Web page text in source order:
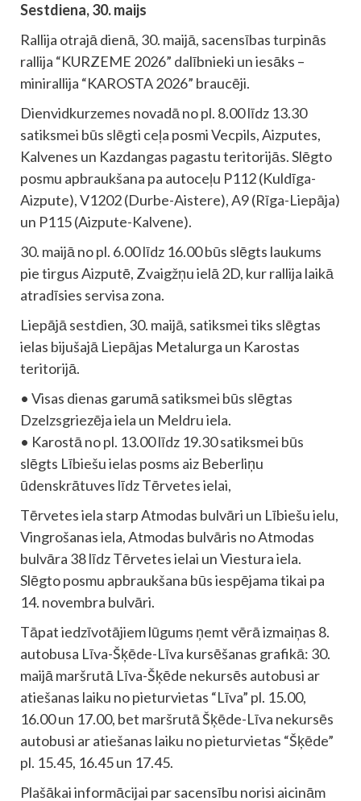
Sestdiena, 30. maijs
Rallija otrajā dienā, 30. maijā, sacensības turpinās
rallija “KURZEME 2026” dalībnieki un iesāks –
minirallija “KAROSTA 2026” braucēji.
Dienvidkurzemes novadā no pl. 8.00 līdz 13.30
satiksmei būs slēgti ceļa posmi Vecpils, Aizputes,
Kalvenes un Kazdangas pagastu teritorijās. Slēgto
posmu apbraukšana pa autoceļu P112 (Kuldīga-
Aizpute), V1202 (Durbe-Aistere), A9 (Rīga-Liepāja)
un P115 (Aizpute-Kalvene).
30. maijā no pl. 6.00 līdz 16.00 būs slēgts laukums
pie tirgus Aizputē, Zvaigžņu ielā 2D, kur rallija laikā
atradīsies servisa zona.
Liepājā sestdien, 30. maijā, satiksmei tiks slēgtas
ielas bijušajā Liepājas Metalurga un Karostas
teritorijā.
• Visas dienas garumā satiksmei būs slēgtas
Dzelzsgriezēja iela un Meldru iela.
• Karostā no pl. 13.00 līdz 19.30 satiksmei būs
slēgts Lībiešu ielas posms aiz Beberliņu
ūdenskrātuves līdz Tērvetes ielai,
Tērvetes iela starp Atmodas bulvāri un Lībiešu ielu,
Vingrošanas iela, Atmodas bulvāris no Atmodas
bulvāra 38 līdz Tērvetes ielai un Viestura iela.
Slēgto posmu apbraukšana būs iespējama tikai pa
14. novembra bulvāri.
Tāpat iedzīvotājiem lūgums ņemt vērā izmaiņas 8.
autobusa Līva-Šķēde-Līva kursēšanas grafikā: 30.
maijā maršrutā Līva-Šķēde nekursēs autobusi ar
atiešanas laiku no pieturvietas “Līva” pl. 15.00,
16.00 un 17.00, bet maršrutā Šķēde-Līva nekursēs
autobusi ar atiešanas laiku no pieturvietas “Šķēde”
pl. 15.45, 16.45 un 17.45.
Plašākai informācijai par sacensību norisi aicinām